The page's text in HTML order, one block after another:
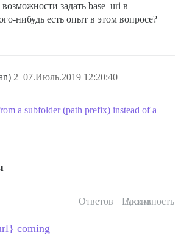
задать base_uri в
нибудь есть опыт в этом вопросе?
07.Июль.2019 12:20:40
2
a subfolder (path prefix) instead of a
Ответов Просм.
Активность
coming